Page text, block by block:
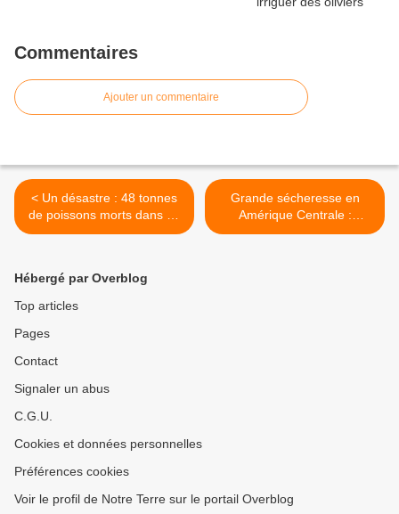
Commentaires
Ajouter un commentaire
< Un désastre : 48 tonnes
de poissons morts dans un
lac au Mexique
Grande sécheresse en
Amérique Centrale :
l'oubliée des médias. >
Hébergé par Overblog
Top articles
Pages
Contact
Signaler un abus
C.G.U.
Cookies et données personnelles
Préférences cookies
Voir le profil de Notre Terre sur le portail Overblog